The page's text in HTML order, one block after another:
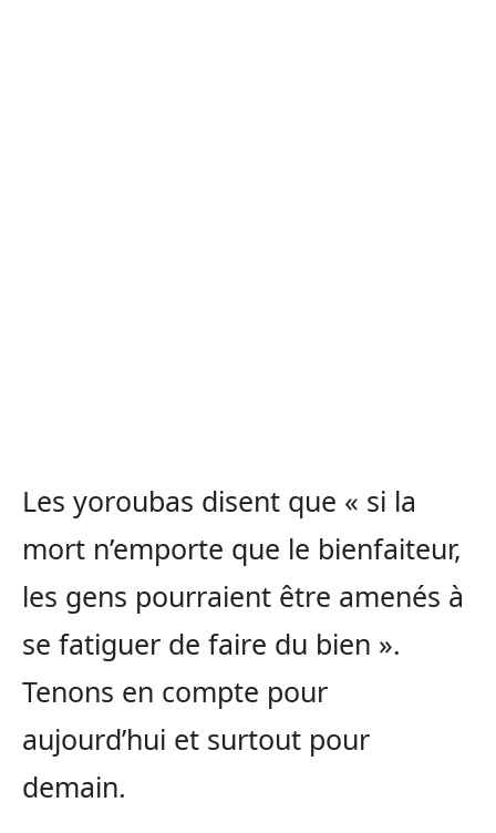
Les yoroubas disent que « si la
mort n’emporte que le bienfaiteur,
les gens pourraient être amenés à
se fatiguer de faire du bien ».
Tenons en compte pour
aujourd’hui et surtout pour
demain.